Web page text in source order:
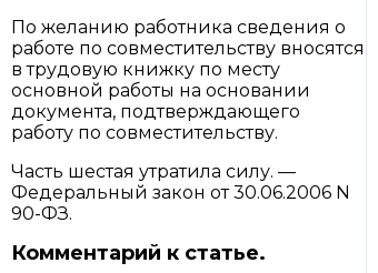
По желанию работника сведения о
работе по совместительству вносятся
в трудовую книжку по месту
основной работы на основании
документа, подтверждающего
работу по совместительству.
Часть шестая утратила силу. —
Федеральный закон от 30.06.2006 N
90-ФЗ.
Комментарий к статье.